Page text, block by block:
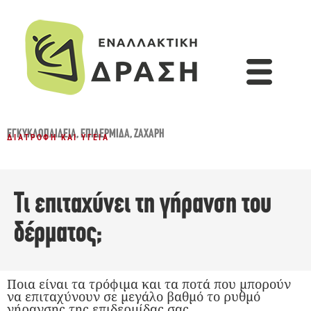
ΕΓΚΥΚΛΟΠΑΙΔΕΙΑ,ΕΠΙΔΕΡΜΊΔΑ,ΖΆΧΑΡΗ
ΔΙΑΤΡΟΦΉ ΚΑΙ ΥΓΕΊΑ
Τι επιταχύνει τη γήρανση του
δέρματος;
Ποια είναι τα τρόφιμα και τα ποτά που μπορούν
να επιταχύνουν σε μεγάλο βαθμό το ρυθμό